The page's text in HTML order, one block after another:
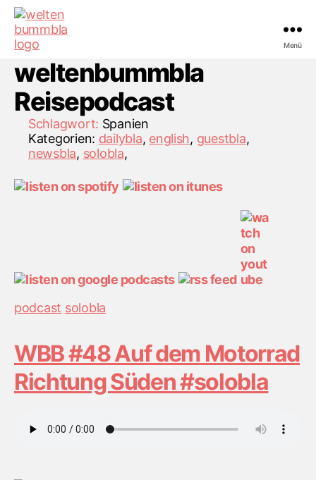
Menü
weltenbummbla
Reisepodcast
Schlagwort: Spanien
Kategorien: dailybla, english, guestbla,
newsbla, solobla,
Kategorien
podcast solobla
WBB #48 Auf dem Motorrad
Richtung Süden #solobla